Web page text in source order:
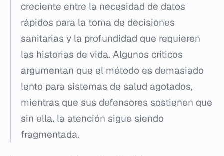
creciente entre la necesidad de datos
rápidos para la toma de decisiones
sanitarias y la profundidad que requieren
las historias de vida. Algunos críticos
argumentan que el método es demasiado
lento para sistemas de salud agotados,
mientras que sus defensores sostienen que
sin ella, la atención sigue siendo
fragmentada.